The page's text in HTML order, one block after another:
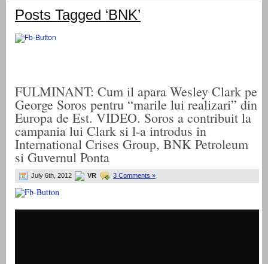
Posts Tagged ‘BNK’
FULMINANT: Cum il apara Wesley Clark pe
George Soros pentru “marile lui realizari” din
Europa de Est. VIDEO. Soros a contribuit la
campania lui Clark si l-a introdus in
International Crises Group, BNK Petroleum
si Guvernul Ponta
July 6th, 2012 VR 3 Comments »